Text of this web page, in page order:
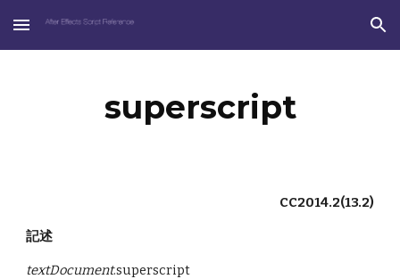
Skip to main content Skip to navigation
superscript
CC2014.2(13.2)
記述
textDocument.superscript